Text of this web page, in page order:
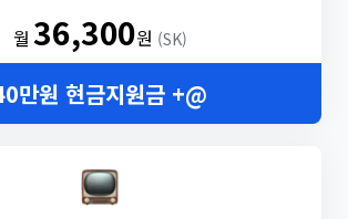
월36,300원 (SK)
만원 현금지원금 +@